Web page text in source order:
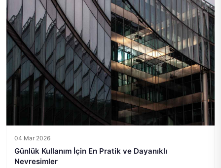
04 Mar 2026
Günlük Kullanım İçin En Pratik ve Dayanıklı
Nevresimler